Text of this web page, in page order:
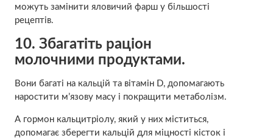
можуть замінити яловичий фарш у більшості
рецептів.
10. Збагатіть раціон
молочними продуктами.
Вони багаті на кальцій та вітамін D, допомагають
наростити м’язову масу і покращити метаболізм.
А гормон кальцитріолу, який у них міститься,
допомагає зберегти кальцій для міцності кісток і